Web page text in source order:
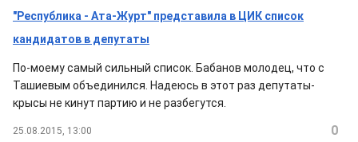
"Республика - Ата-Журт" представила в ЦИК список
кандидатов в депутаты
По-моему самый сильный список. Бабанов молодец, что с
Ташиевым объединился. Надеюсь в этот раз депутаты-
крысы не кинут партию и не разбегутся.
25.08.2015, 13:00 0